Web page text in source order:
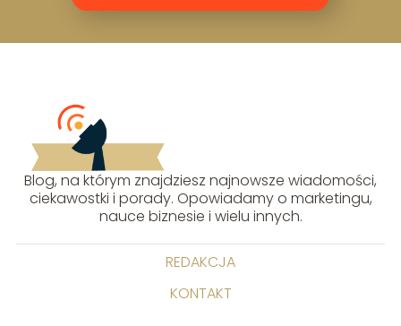
Blog, na którym znajdziesz najnowsze wiadomości,
ciekawostki i porady. Opowiadamy o marketingu,
nauce biznesie i wielu innych.
REDAKCJA
KONTAKT